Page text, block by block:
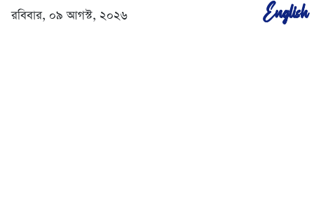
রবিবার, ০৯ আগস্ট, ২০২৬ English